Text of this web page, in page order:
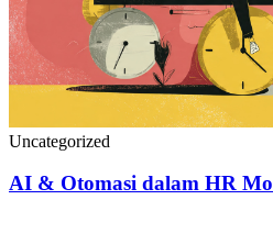
Uncategorized
AI & Otomasi dalam HR